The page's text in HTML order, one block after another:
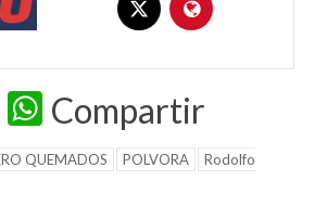
EmailWhatsApp
Compartir
QUEMADOS POLVORA
Rodolfo